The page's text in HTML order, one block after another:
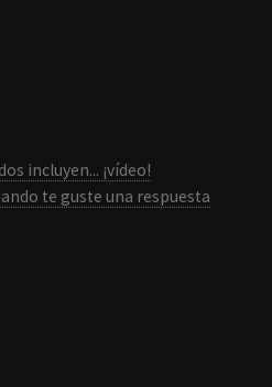
incluyen... ¡vídeo!
te guste una respuesta